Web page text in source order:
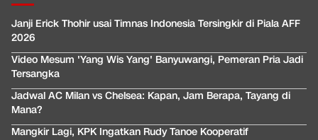
Janji Erick Thohir usai Timnas Indonesia Tersingkir di Piala AFF
2026
Video Mesum 'Yang Wis Yang' Banyuwangi, Pemeran Pria Jadi
Tersangka
Jadwal AC Milan vs Chelsea: Kapan, Jam Berapa, Tayang di
Mana?
Mangkir Lagi, KPK Ingatkan Rudy Tanoe Kooperatif